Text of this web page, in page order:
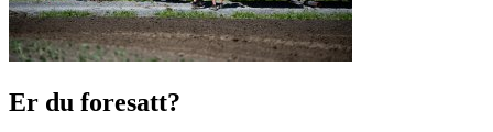
Er du foresatt?